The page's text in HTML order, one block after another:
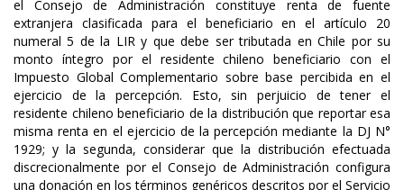
el Consejo de Administración constituye renta de fuente
extranjera clasificada para el beneficiario en el artículo 20
numeral 5 de la LIR y que debe ser tributada en Chile por su
monto íntegro por el residente chileno beneficiario con el
Impuesto Global Complementario sobre base percibida en el
ejercicio de la percepción. Esto, sin perjuicio de tener el
residente chileno beneficiario de la distribución que reportar esa
misma renta en el ejercicio de la percepción mediante la DJ N°
1929; y la segunda, considerar que la distribución efectuada
discrecionalmente por el Consejo de Administración configura
una donación en los términos genéricos descritos por el Servicio